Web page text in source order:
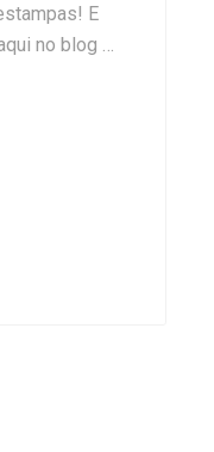
E
no blog …